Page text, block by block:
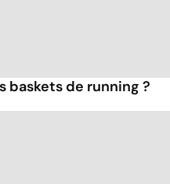
baskets de running ?